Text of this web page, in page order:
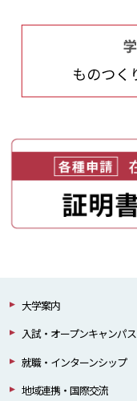
大学案内
入試・オープンキャンパス
就職・インターンシップ
地域連携・国際交流